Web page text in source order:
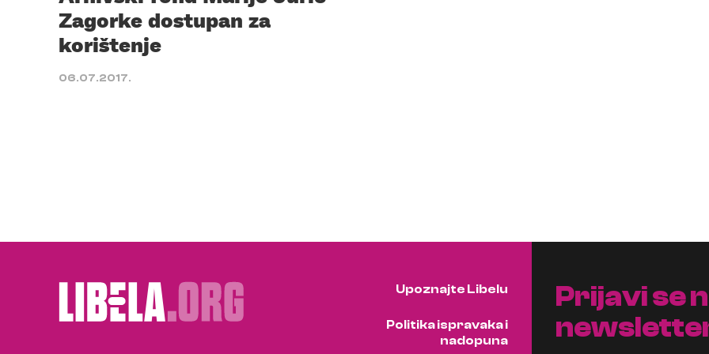
Zagorke dostupan za
korištenje
06.07.2017.
Upoznajte Libelu
Politika ispravaka i
nadopuna
Prijavi se